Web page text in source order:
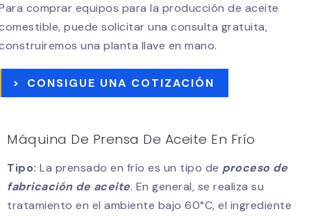
comprar equipos para la producción de aceite
puede solicitar una consulta gratuita,
una planta llave en mano.
> CONSIGUE UNA COTIZACIÓN
Máquina De Prensa De Aceite En Frío
Tipo: La prensado en frío es un tipo de proceso de
fabricación de aceite. En general, se realiza su
tratamiento en el ambiente bajo 60°C, el ingrediente